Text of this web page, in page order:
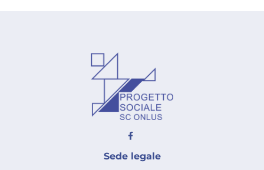
Sede legale